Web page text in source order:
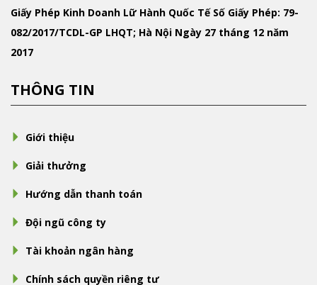
Giấy Phép Kinh Doanh Lữ Hành Quốc TếSố Giấy Phép: 79-
082/2017/TCDL-GP LHQT; Hà Nội Ngày 27 tháng 12 năm
2017
THÔNG TIN
Giới thiệu
Giải thưởng
Hướng dẫn thanh toán
Đội ngũ công ty
Tài khoản ngân hàng
Chính sách quyền riêng tư